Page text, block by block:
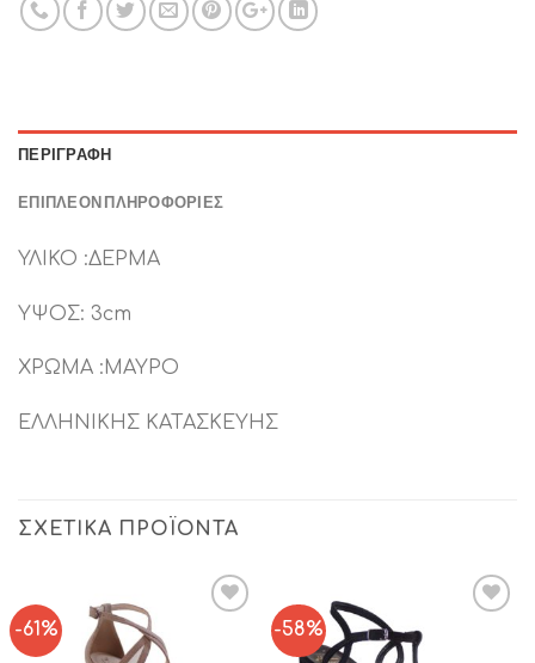
ΠΕΡΙΓΡΑΦΉ
ΕΠΙΠΛΈΟΝ ΠΛΗΡΟΦΟΡΊΕΣ
ΥΛΙΚΟ :ΔΕΡΜΑ
ΥΨΟΣ: 3cm
ΧΡΩΜΑ :ΜΑΥΡΟ
ΕΛΛΗΝΙΚΗΣ ΚΑΤΑΣΚΕΥΗΣ
ΣΧΕΤΙΚΆ ΠΡΟΪΌΝΤΑ
-61% -58%